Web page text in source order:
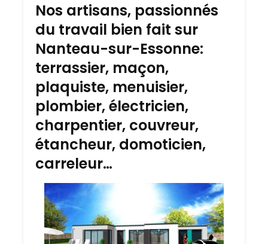
Nos artisans, passionnés
du travail bien fait sur
Nanteau-sur-Essonne:
terrassier, maçon,
plaquiste, menuisier,
plombier, électricien,
charpentier, couvreur,
étancheur, domoticien,
carreleur…